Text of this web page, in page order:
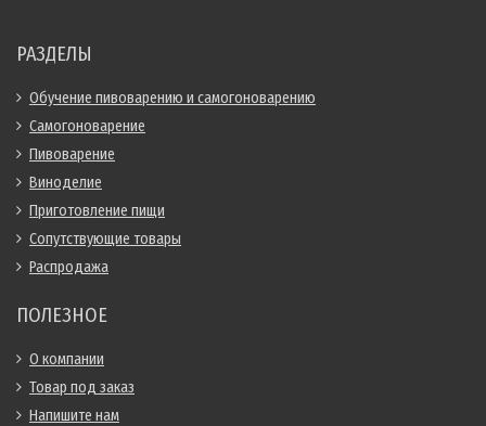
РАЗДЕЛЫ
Обучение пивоварению и самогоноварению
Самогоноварение
Пивоварение
Виноделие
Приготовление пищи
Сопутствующие товары
Распродажа
ПОЛЕЗНОЕ
О компании
Товар под заказ
Напишите нам